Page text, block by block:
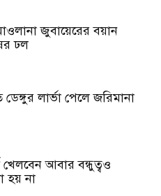
জুবায়েরের বয়ান
ঢল
ডেঙ্গুর লার্ভা পেলে জরিমানা
খেলবেন আবার বন্ধুত্বও
হয় না